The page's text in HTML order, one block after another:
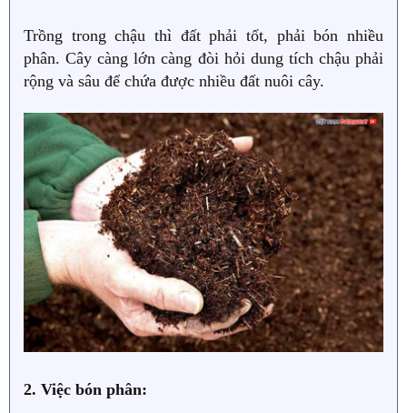
Trồng trong chậu thì đất phải tốt, phải bón nhiều
phân. Cây càng lớn càng đòi hỏi dung tích chậu phải
rộng và sâu để chứa được nhiều đất nuôi cây.
2. Việc bón phân: